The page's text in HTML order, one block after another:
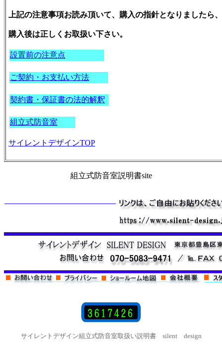
上記の注意事項お読み頂いて、購入の指針となりましたら
購入後は正しくお取扱い下さい。
設置前の注意点
ご契約・お支払い方法
契約書・保証書の法的解釈
組立式防音室
サイレントデザインTOP
組立式防音室説明書site
サイレントデザイン組立式防音室取扱い説明書 silent design